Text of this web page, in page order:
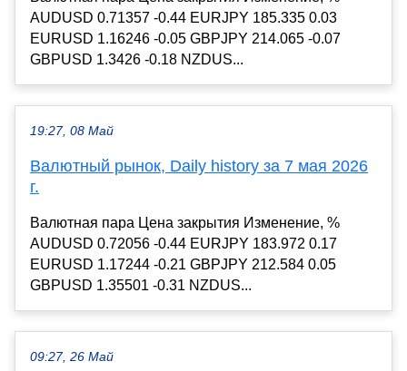
AUDUSD 0.71357 -0.44 EURJPY 185.335 0.03
EURUSD 1.16246 -0.05 GBPJPY 214.065 -0.07
GBPUSD 1.3426 -0.18 NZDUS...
19:27, 08 Май
Валютный рынок, Daily history за 7 мая 2026
г.
Валютная пара Цена закрытия Изменение, %
AUDUSD 0.72056 -0.44 EURJPY 183.972 0.17
EURUSD 1.17244 -0.21 GBPJPY 212.584 0.05
GBPUSD 1.35501 -0.31 NZDUS...
09:27, 26 Май